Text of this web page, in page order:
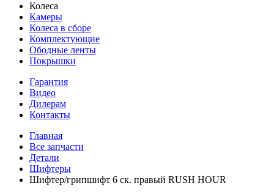
Колеса
Камеры
Колеса в сборе
Комплектующие
Ободные ленты
Покрышки
Гарантия
Видео
Дилерам
Контакты
Главная
Все запчасти
Детали
Шифтеры
Шифтер/грипшифт 6 ск. правый RUSH HOUR